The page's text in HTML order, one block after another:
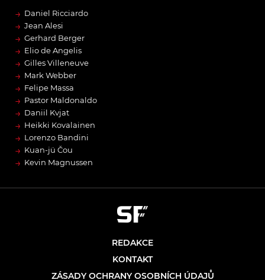
→ Daniel Ricciardo
→ Jean Alesi
→ Gerhard Berger
→ Elio de Angelis
→ Gilles Villeneuve
→ Mark Webber
→ Felipe Massa
→ Pastor Maldonaldo
→ Daniil Kvjat
→ Heikki Kovalainen
→ Lorenzo Bandini
→ Kuan-jü Čou
→ Kevin Magnussen
REDAKCE
KONTAKT
ZÁSADY OCHRANY OSOBNÍCH ÚDAJŮ